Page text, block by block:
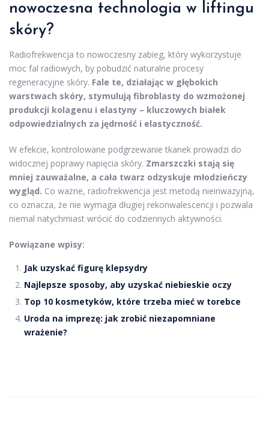
nowoczesna technologia w liftingu
skóry?
Radiofrekwencja to nowoczesny zabieg, który wykorzystuje
moc fal radiowych, by pobudzić naturalne procesy
regeneracyjne skóry. Fale te, działając w głębokich
warstwach skóry, stymulują fibroblasty do wzmożonej
produkcji kolagenu i elastyny – kluczowych białek
odpowiedzialnych za jędrność i elastyczność.
W efekcie, kontrolowane podgrzewanie tkanek prowadzi do
widocznej poprawy napięcia skóry. Zmarszczki stają się
mniej zauważalne, a cała twarz odzyskuje młodzieńczy
wygląd. Co ważne, radiofrekwencja jest metodą nieinwazyjną,
co oznacza, że nie wymaga długiej rekonwalescencji i pozwala
niemal natychmiast wrócić do codziennych aktywności.
Powiązane wpisy:
Jak uzyskać figurę klepsydry
Najlepsze sposoby, aby uzyskać niebieskie oczy
Top 10 kosmetyków, które trzeba mieć w torebce
Uroda na imprezę: jak zrobić niezapomniane
wrażenie?